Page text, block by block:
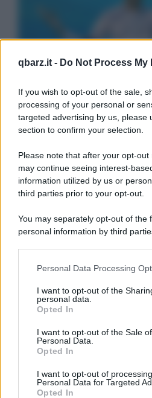
qbarz.it - Do Not Process
If you wish to opt-out of the sale,
processing of your personal or
targeted advertising by us, please
section to confirm your selection.
Please note that after your opt-
may continue seeing interest-
information utilized by us or
third parties prior to your opt-out.
You may separately opt-out of the
personal information by third
This information may also be
disclose it to other third parties.
Please note that this website/app
services and may gather and
not limited to your visit or usage
grant or deny consent to Google
consent section.
Personal Data Processing
I want to opt-out of the
personal data.
Opted In
I want to opt-out of the Sale
Personal Data.
Opted In
I want to opt-out of
Personal Data for Targeted
Opted In